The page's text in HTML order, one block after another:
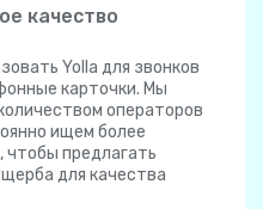
качество
Yolla для звонков
карточки. Мы
операторов
ищем более
чтобы предлагать
для качества